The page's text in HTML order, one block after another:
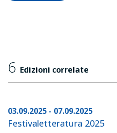
6 Edizioni correlate
03.09.2025 - 07.09.2025
Festivaletteratura 2025